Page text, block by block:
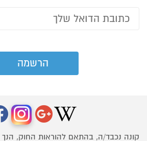
קונה נכבד/ה, בהתאם להוראות החוק,